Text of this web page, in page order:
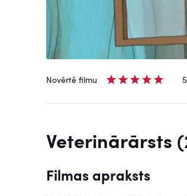
Novērtē filmu
Veterinārārsts
Filmas apraksts